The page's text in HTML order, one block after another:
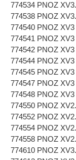
774534 PNOZ
774538 PNOZ
774540 PNOZ
774541 PNOZ
774542 PNOZ
774544 PNOZ
774545 PNOZ
774547 PNOZ
774548 PNOZ
774550 PNOZ
774552 PNOZ
774554 PNOZ
774558 PNOZ
774610 PNOZ